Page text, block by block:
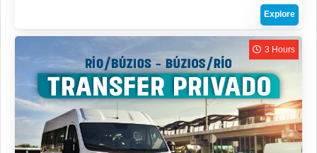
Explore
3 Hours